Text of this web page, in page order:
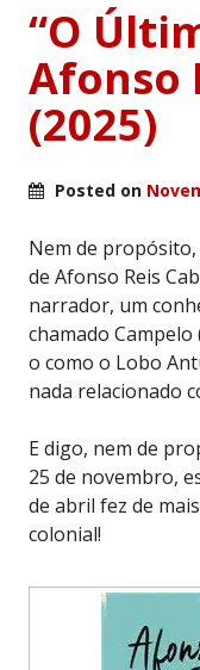
“O
Afonso
(2025)
Posted on
Nem de
de Afonso Reis
narrador, um
chamado
o como o Lobo
nada relacionado
E digo, nem de
25 de novembro,
de abril fez de
colonial!